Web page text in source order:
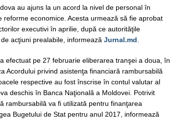
au ajuns la un acord la nivel de personal în
economice. Acesta urmează să fie aprobat
executivi în aprilie, după ce autorităţile
acţiuni prealabile, informează Jurnal.md
efectuat pe 27 februarie eliberarea tranşei a doua, în
Acordului privind asistenţa financiară rambursabilă
respective au fost înscrise în contul valutar al
deschis în Banca Naţională a Moldovei. Potrivit
rambursabilă va fi utilizată pentru finanţarea
Bugetului de Stat pentru anul 2017, informează